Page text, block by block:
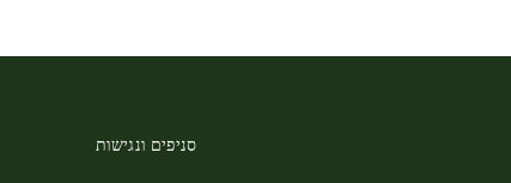
סניפים ונגישות